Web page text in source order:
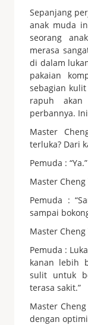
Sepanjang
anak muda
seorang
merasa
di dalam
pakaian
sebagian
rapuh
perbannya.
Master
terluka? Dari
Pemuda : “Ya.”
Master Cheng
Pemuda :
sampai
Master Cheng
Pemuda :
kanan lebih
sulit untuk
terasa sakit.”
Master
dengan